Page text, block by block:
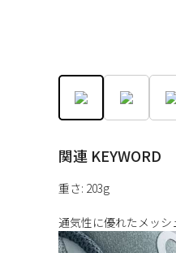
関連 KEYWORD
重さ: 203g
通気性に優れたメッ